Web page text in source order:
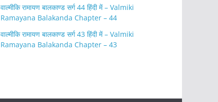
वाल्मीकि रामायण बालकाण्ड सर्ग 44 हिंदी में – Valmiki
Ramayana Balakanda Chapter – 44
वाल्मीकि रामायण बालकाण्ड सर्ग 43 हिंदी में – Valmiki
Ramayana Balakanda Chapter – 43